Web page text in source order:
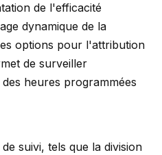
de l'efficacité
dynamique de la
options pour l'attribution
de surveiller
heures programmées
suivi, tels que la division